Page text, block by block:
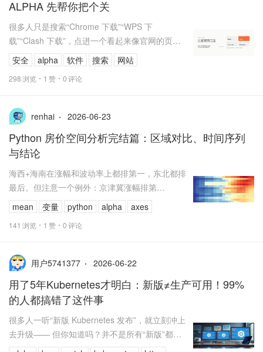
ALPHA 先帮你把个关
很多人只是搜索“Chrome 下载”“WPS 下
载”“Clash 下载”，点进一个看起来像官网的页
面，下载到的却是被替换过的恶意安装包。
安全 alpha 软件 搜索 网站
298浏览 1 赞 0评论
renhai 2026-06-23
Python 房价空间分析完结篇：区域对比、时间序列
与结论
海西+海南在涨幅和波动率上都排第一，东北都排
最后。但注意一个例外：京津冀涨幅排第
2（105.9%），波动率只排第 4（77.0%）——说
明京津冀涨得多但涨得稳...
mean 变量 python alpha axes
141 浏览 1 赞 0评论
用户5741377 2026-06-22
用了5年Kubernetes才明白：新版≠生产可用！99%
的人都搞错了这件事
很多人一听“新版 Kubernetes 发布”，就立刻冲上
去升级—— 但你知道吗？并不是所有“新版”都适
合用于生产！ 今天我们就从官方发布节奏中，揭